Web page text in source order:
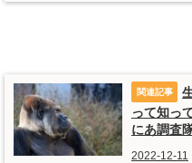
って知っ
にあ調査隊
2022-12-11